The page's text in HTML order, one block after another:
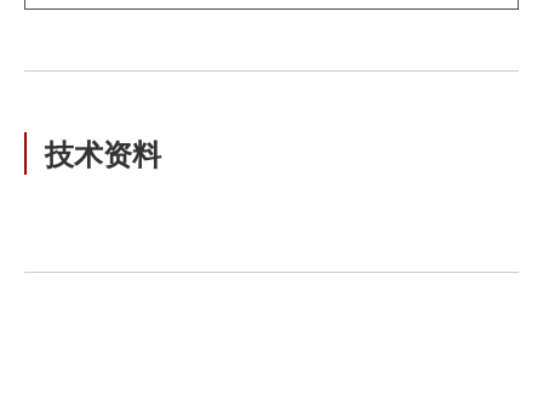
技术资料